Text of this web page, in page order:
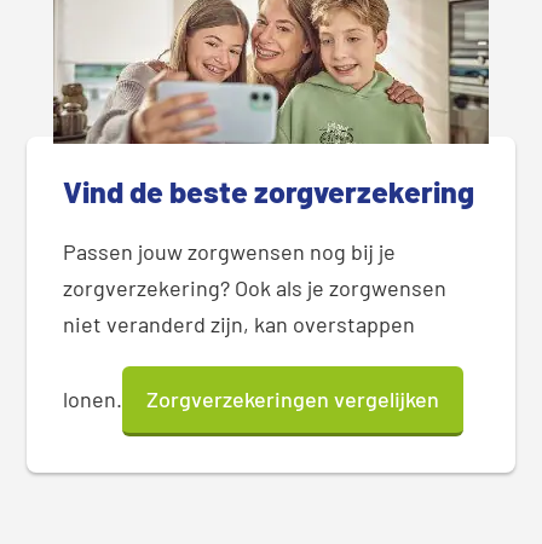
Vind de beste zorgverzekering
Passen jouw zorgwensen nog bij je
zorgverzekering? Ook als je zorgwensen
niet veranderd zijn, kan overstappen
lonen. Zorgverzekeringen vergelijken